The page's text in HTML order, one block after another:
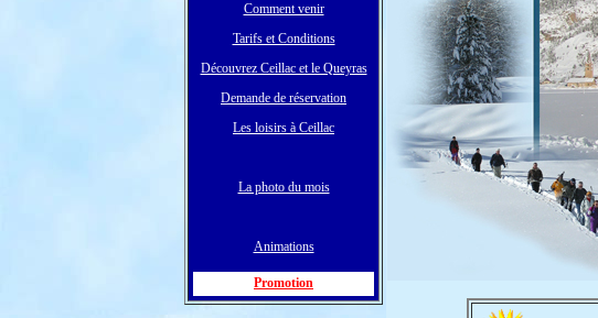
Comment venir
Tarifs et Conditions
Découvrez Ceillac et le Queyras
Demande de réservation
Les loisirs à Ceillac
La photo du mois
Animations
Promotion